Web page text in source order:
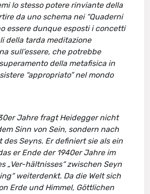
lo stesso potere rinviante della
da uno schema nei “Quaderni
essere dunque esposti i concetti
della tarda meditazione
sull’essere, che potrebbe
della metafisica in
“appropriato” nel mondo
Jahre fragt Heidegger nicht
Sinn von Sein, sondern nach
des Seyns. Er definiert sie als ein
er Ende der 1940er Jahre im
„Ver-hältnisses“ zwischen Seyn
weiterdenkt. Da die Welt sich
Erde und Himmel, Göttlichen